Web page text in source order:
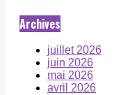
Archives
juillet 2026
juin 2026
mai 2026
avril 2026